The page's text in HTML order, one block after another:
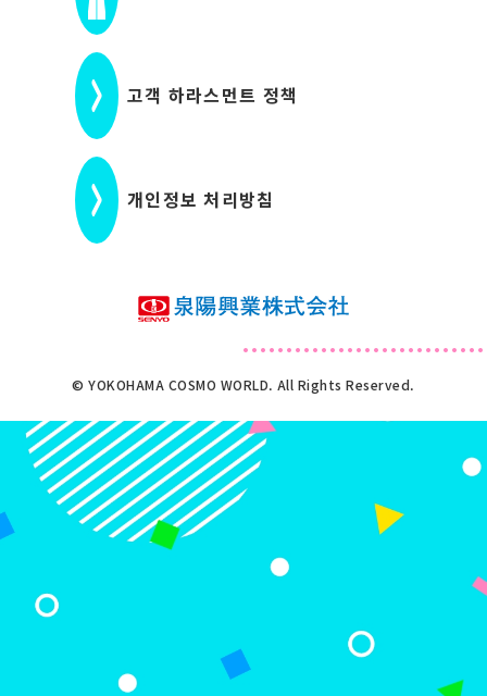
고객 하라스먼트 정책
개인정보 처리방침
© YOKOHAMA COSMO WORLD. All Rights Reserved.